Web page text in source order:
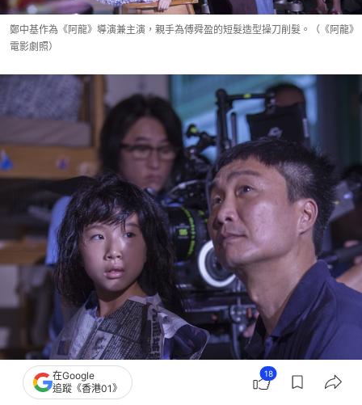
鄭中基作為《阿龍》導演兼主演，親手為傅舜盈的短髮造型操刀削髮。（《阿龍》
電影劇照）
在Google
追蹤《香港01》
18